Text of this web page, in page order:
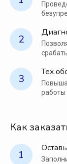
2
3
работы
Как
1